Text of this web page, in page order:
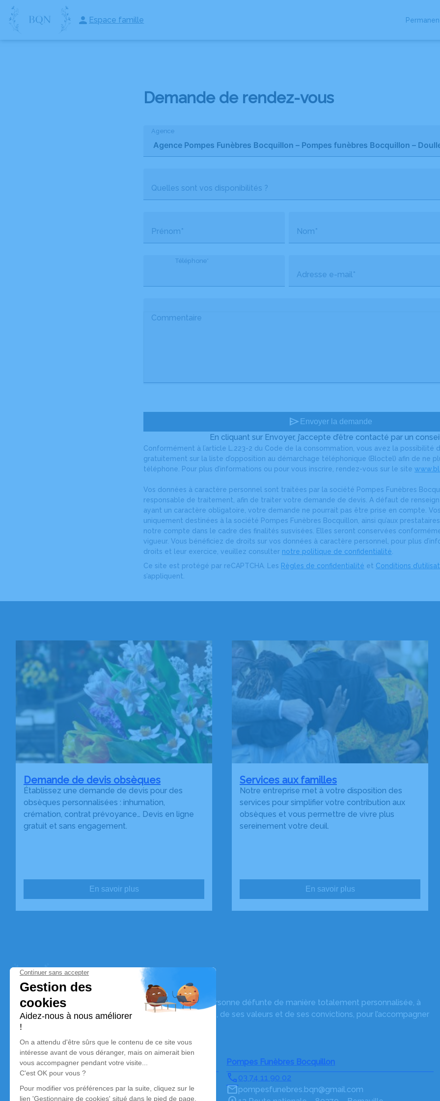
Aller
contenu
Espace famille
ORGANISER DES OBSÈQUESPRÉVOIR SES OBSÈQUES
Demande de rendez-vous
Agence
Quelles sont vos disponibilités ?
Prénom* Nom*
Téléphone*
Adresse e-mail*
Commentaire
send Envoyer la demande
En cliquant sur Envoyer, j’accepte d’être contacté par un
Conformément à l’article L.223-2 du Code de la consommation, vous avez la possibilité
gratuitement sur la liste d’opposition au démarchage téléphonique (Bloctel) afin de ne
téléphone. Pour plus d’informations ou pour vous inscrire, rendez-vous sur le site
Vos données à caractère personnel sont traitées par la société Pompes Funèbres
responsable de traitement, afin de traiter votre demande de devis. A défaut de
ayant un caractère obligatoire, votre demande ne pourrait pas être prise en compte.
uniquement destinées à la société Pompes Funèbres Bocquillon, ainsi qu’aux
notre compte dans le cadre des finalités susvisées. Elles seront conservées
vigueur. Vous bénéficiez de droits sur vos données à caractère personnel, pour plus
droits et leur exercice, veuillez consulter notre politique de confidentialité
Ce site est protégé par reCAPTCHA. Les Règles de confidentialité et Conditions
s’appliquent.
Demande de devis obsèques
Établissez une demande de devis pour des
obsèques personnalisées : inhumation,
crémation, contrat prévoyance… Devis en ligne
gratuit et sans engagement.
En savoir plus
Services aux familles
Notre entreprise met à votre disposition des
services pour simplifier votre contribution aux
obsèques et vous permettre de vivre plus
sereinement votre deuil.
En savoir plus
Pompes Funèbres Bocquillon
Nos équipes vous aident à honorer la mémoire de la personne défunte de manière totalement personnalisée, à
perpétuer son souvenir dans le respect de ses volontés, de ses valeurs et de ses convictions, pour l’accompagner
avec dignité dans son dernier voyage.
Nos agences
Pompes Funèbres Bocquillon
03 74 11 90 02
pompesfunebres.bqn@gmail.com
Pompes Funèbres Bocquillon
03 74 11 90 02
pompesfunebres.bqn@gmail.com